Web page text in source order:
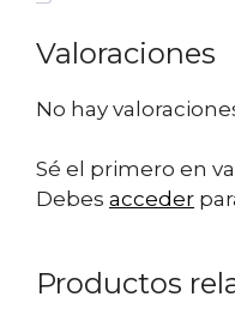
Valoraciones
No hay
Sé el primero en
Debes acceder
Productos